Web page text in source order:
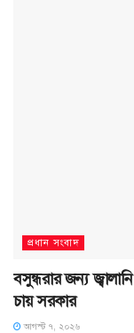
প্রধান সংবাদ
বসুন্ধরার জন্য
চায় সরকার
আগস্ট ৭, ২০২৬